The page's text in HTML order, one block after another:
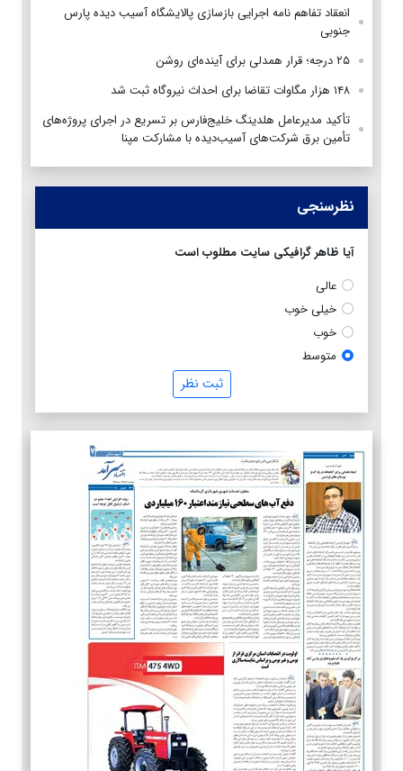
انعقاد تفاهم نامه اجرایی بازسازی پالایشگاه آسیب دیده پارس
جنوبی
۲۵ درجه؛ قرار همدلی برای آینده‌ای روشن
۱۴۸ هزار مگاوات تقاضا برای احداث نیروگاه ثبت شد
تأکید مدیرعامل هلدینگ خلیج‌فارس بر تسریع در اجرای پروژه‌های
تأمین برق شرکت‌های آسیب‌دیده با مشارکت مپنا
نظرسنجی
آیا ظاهر گرافیکی سایت مطلوب است
عالی
خیلی خوب
خوب
متوسط
ثبت نظر